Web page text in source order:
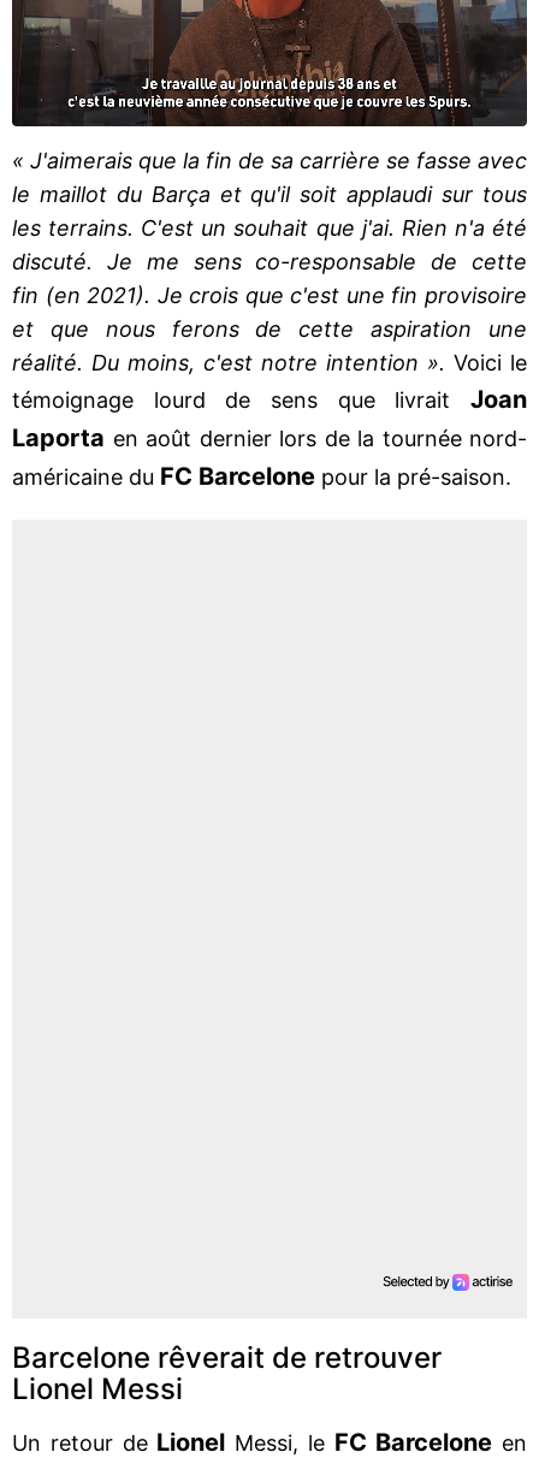
« J'aimerais que la fin de sa carrière se fasse avec
le maillot du Barça et qu'il soit applaudi sur tous
les terrains. C'est un souhait que j'ai. Rien n'a été
discuté. Je me sens co-responsable de cette
fin (en 2021). Je crois que c'est une fin provisoire
et que nous ferons de cette aspiration une
réalité. Du moins, c'est notre intention ». Voici le
témoignage lourd de sens que livrait Joan
Laporta en août dernier lors de la tournée nord-
américaine du FC Barcelone pour la pré-saison.
Barcelone rêverait de retrouver
Lionel Messi
Un retour de Lionel Messi, le FC Barcelone en